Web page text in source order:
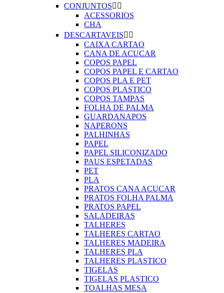
CONJUNTOS 
ACESSORIOS
CHA
DESCARTAVEIS 
CAIXA CARTAO
CANA DE ACUCAR
COPOS PAPEL
COPOS PAPEL E CARTAO
COPOS PLA E PET
COPOS PLASTICO
COPOS TAMPAS
FOLHA DE PALMA
GUARDANAPOS
NAPERONS
PALHINHAS
PAPEL
PAPEL SILICONIZADO
PAUS ESPETADAS
PET
PLA
PRATOS CANA ACUCAR
PRATOS FOLHA PALMA
PRATOS PAPEL
SALADEIRAS
TALHERES
TALHERES CARTAO
TALHERES MADEIRA
TALHERES PLA
TALHERES PLASTICO
TIGELAS
TIGELAS PLASTICO
TOALHAS MESA